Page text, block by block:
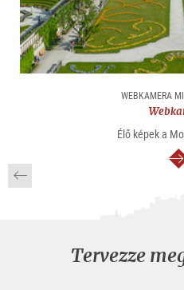
WEBKAMERA
Élő képek a
Tervezze